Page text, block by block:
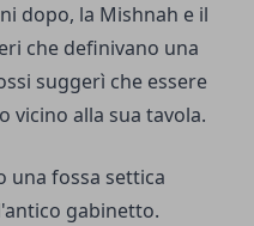
dopo, la Mishnah e il
che definivano una
suggerì che essere
vicino alla sua tavola.
una fossa settica
gabinetto.